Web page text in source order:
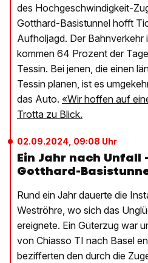
des Hochgeschwindigkeit-
Gotthard-Basistunnel hofft
Aufholjagd. Der
kommen 64 Prozent der
Tessin. Bei jenen, die einen
Tessin planen, ist es
das Auto. «Wir hoffen auf
Trotta zu Blick.
02.09.2024, 09:08 Uhr
Ein Jahr nach Unfall
Gotthard-
Rund ein Jahr dauerte die
Weströhre, wo sich das
ereignete. Ein Güterzug war
von Chiasso TI nach Basel
bezifferten den durch die